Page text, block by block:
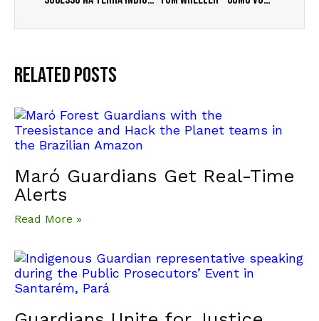
Related Posts
Maró Guardians Get Real-Time
Alerts
Read More »